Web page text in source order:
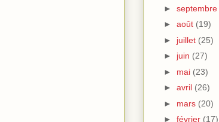
► septembre
► août (19)
► juillet (25)
► juin (27)
► mai (23)
► avril (26)
► mars (20)
► février (17)